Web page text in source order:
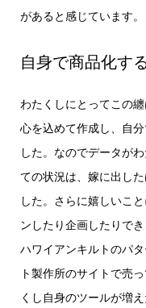
があると感じています。
自身で商品化す
わたくしにとってこの
心を込めて作成し、自
した。なのでデータが
ての状況は、嫁に出し
した。さらに嬉しいこ
ンしたり企画したりで
ハワイアンキルトのパ
ト製作所のサイトで売
くし自身のツールが増